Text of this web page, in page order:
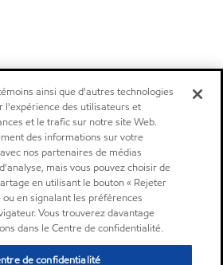
ainsi que d'autres technologies
l'expérience des utilisateurs et
et le trafic sur notre site Web.
des informations sur votre
nos partenaires de médias
mais vous pouvez choisir de
en utilisant le bouton « Rejeter
en signalant les préférences
Vous trouverez davantage
dans le Centre de confidentialité.
de confidentialité